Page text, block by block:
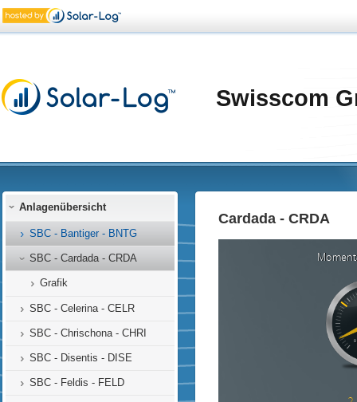
Swisscom
Anlagenübersicht
SBC - Bantiger - BNTG
SBC - Cardada - CRDA
Grafik
SBC - Celerina - CELR
SBC - Chrischona - CHRI
SBC - Disentis - DISE
SBC - Feldis - FELD
Cardada - CRDA